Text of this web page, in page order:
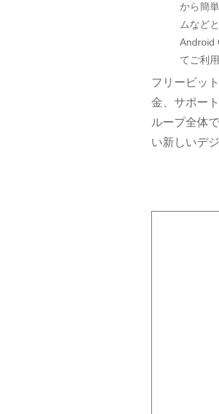
から簡
ムなど
Android
てご利
フリービッ
金、サポー
ループ全体
い新しいデ